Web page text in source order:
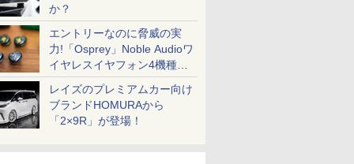
か？
エントリーなのに脅威の実
力!「Osprey」Noble Audioワ
イヤレスイヤフォン4機種を
一気に聴く
レイズのプレミアムカー向け
ブランドHOMURAから
「2×9R」が登場！